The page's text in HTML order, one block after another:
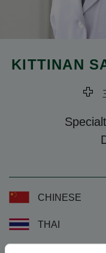
KITTINAN
CHINESE
THAI